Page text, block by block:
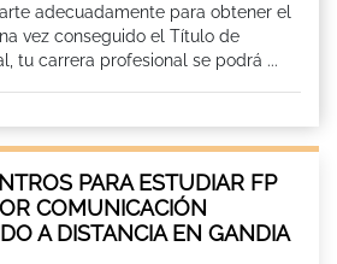
adecuadamente para obtener el
vez conseguido el Título de
tu carrera profesional se podrá ...
PARA ESTUDIAR FP
COMUNICACIÓN
A DISTANCIA EN GANDIA